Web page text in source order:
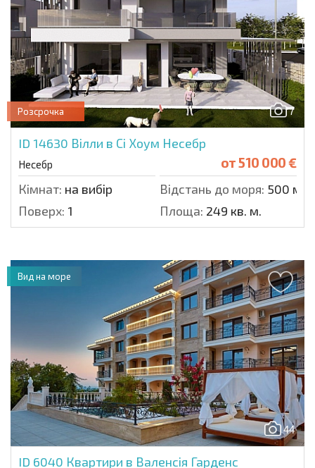
7
Розсрочка
ID 14630 Вілли в Сі Хоум Несебр
Несебр от510 000 €
Кімнат: на вибір Відстань до моря: 500 м.
Поверх: 1 Площа: 249 кв. м.
44
ID 6040 Квартири в Валенсія Гарденс
Вид на море